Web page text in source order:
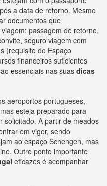
a data de retorno. Mesmo
documentos que
passagem de retorno,
seguro viagem com
(requisito do Espaço
financeiros suficientes
essenciais nas suas dicas
aeroportos portugueses,
esteja preparado para
solicitado. A partir de meados
em vigor, sendo
ao espaço Schengen, mas
Outro ponto importante
eficazes é acompanhar